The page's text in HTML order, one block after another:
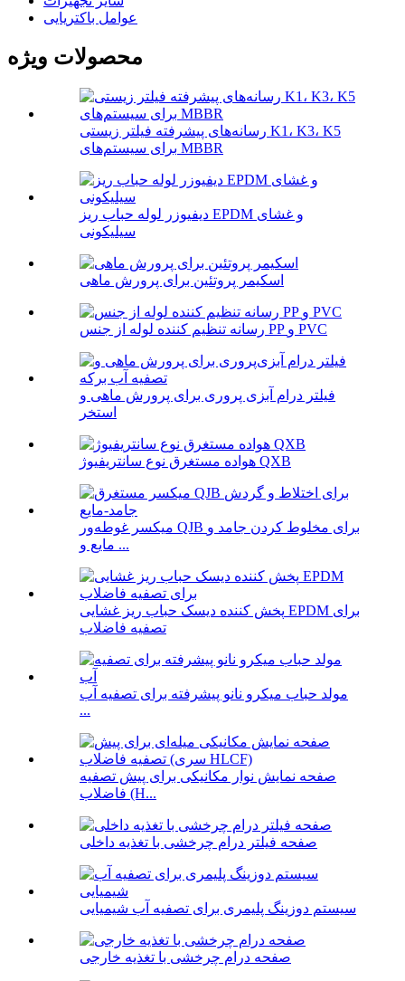
عوامل باکتریایی
محصولات ویژه
رسانه‌های پیشرفته فیلتر زیستی K1، K3، K5
برای سیستم‌های MBBR
دیفیوزر لوله حباب ریز EPDM و غشای
سیلیکونی
اسکیمر پروتئین برای پرورش ماهی
رسانه تنظیم کننده لوله از جنس PP و PVC
فیلتر درام آبزی پروری برای پرورش ماهی و
استخر
هواده مستغرق نوع سانتریفیوژ QXB
میکسر غوطه‌ور QJB برای مخلوط کردن جامد و
مایع و ...
پخش کننده دیسک حباب ریز غشایی EPDM برای
تصفیه فاضلاب
مولد حباب میکرو نانو پیشرفته برای تصفیه آب
...
صفحه نمایش نوار مکانیکی برای پیش تصفیه
فاضلاب (H...
صفحه فیلتر درام چرخشی با تغذیه داخلی
سیستم دوزینگ پلیمری برای تصفیه آب شیمیایی
صفحه درام چرخشی با تغذیه خارجی